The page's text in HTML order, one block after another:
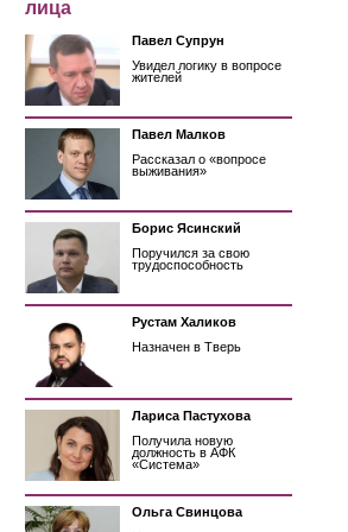
лица
Павел Супрун
Увидел логику в вопросе
жителей
Павел Малков
Рассказал о «вопросе
выживания»
Борис Ясинский
Поручился за свою
трудоспособность
Рустам Халиков
Назначен в Тверь
Лариса Пастухова
Получила новую
должность в АФК
«Система»
Ольга Свинцова